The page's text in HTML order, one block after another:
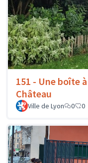
151 - Une boîte
Château
Ville de Lyon 0 0